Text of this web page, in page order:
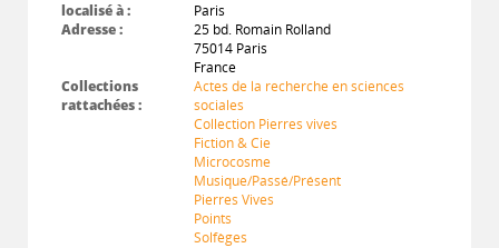
localisé à :
Paris
Adresse :
25 bd. Romain Rolland
75014 Paris
France
Collections
rattachées :
Actes de la recherche en sciences
sociales
Collection Pierres vives
Fiction & Cie
Microcosme
Musique/Passé/Présent
Pierres Vives
Points
Solfèges